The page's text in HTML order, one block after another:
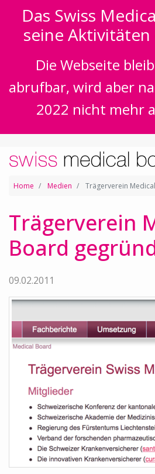
Das Swiss
seine
Die Webseite
abrufbar, wird aber
2022 nicht mehr
Home Medien Trägerverein
Trägerverein
Board
09.02.2011